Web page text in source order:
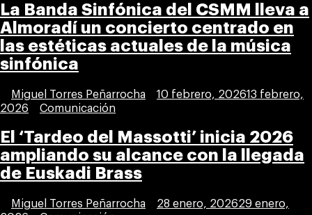
La Banda Sinfónica del CSMM lleva a
Almoradí un concierto centrado en
las estéticas actuales de la música
sinfónica
Publicada
por
Miguel Torres Peñarrocha 10 febrero, 202613 febrero,
2026
Publicada
Comunicación
El ‘Tardeo del Massotti’ inicia 2026
ampliando su alcance con la llegada
de Euskadi Brass
Publicada
Miguel Torres Peñarrocha 28 enero, 202629 enero,